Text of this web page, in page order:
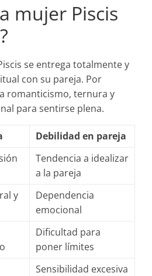
mujer Piscis
se entrega totalmente y
con su pareja. Por
romanticismo, ternura y
para sentirse plena.
Debilidad en pareja
Tendencia a idealizar
a la pareja
y
Dependencia
emocional
Dificultad para
poner límites
Sensibilidad excesiva